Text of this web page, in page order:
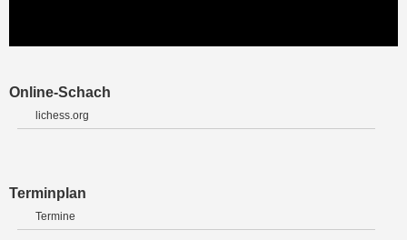
Online-Schach
lichess.org
Terminplan
Termine